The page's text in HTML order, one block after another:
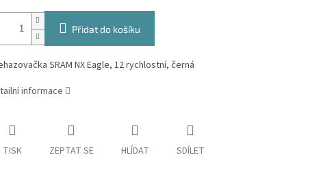
Přidat do košíku
SRAM NX Eagle, 12 rychlostní, černá
informace
TISK ZEPTAT SE HLÍDAT SDÍLET